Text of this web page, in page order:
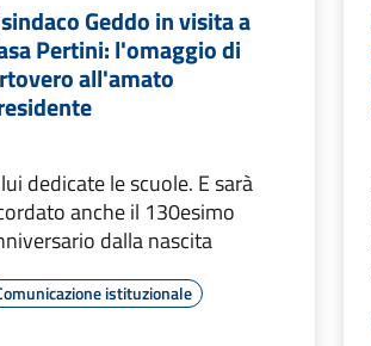
Geddo in visita a
Pertini: l'omaggio di
all'amato
dedicate le scuole. E sarà
anche il 130esimo
dalla nascita
istituzionale